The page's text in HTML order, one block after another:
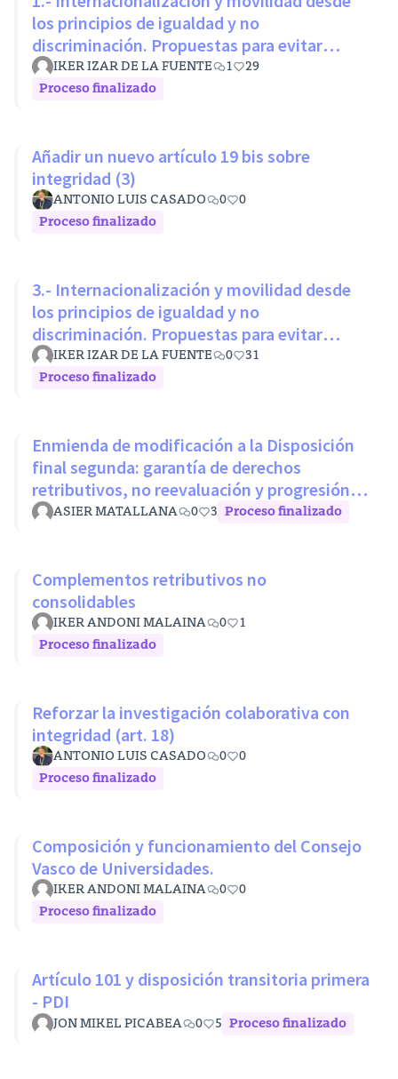
los principios de igualdad y no
discriminación. Propuestas para evitar
desigualdades estructurales
IKER IZAR DE LA FUENTE 1
29
Proceso finalizado
Añadir un nuevo artículo 19 bis sobre
integridad (3)
ANTONIO LUIS CASADO 0
0
Proceso finalizado
3.- Internacionalización y movilidad desde
los principios de igualdad y no
discriminación. Propuestas para evitar
desigualdades estructurales
IKER IZAR DE LA FUENTE 0
31
Proceso finalizado
Enmienda de modificación a la Disposición
final segunda: garantía de derechos
retributivos, no reevaluación y progresión
sin penalización
ASIER MATALLANA 0 3 Proceso finalizado
Complementos retributivos no
consolidables
IKER ANDONI MALAINA 0
1
Proceso finalizado
Reforzar la investigación colaborativa con
integridad (art. 18)
ANTONIO LUIS CASADO 0
0
Proceso finalizado
Composición y funcionamiento del Consejo
Vasco de Universidades.
IKER ANDONI MALAINA 0
0
Proceso finalizado
Artículo 101 y disposición transitoria primera
- PDI
JON MIKEL PICABEA 0 5 Proceso finalizado